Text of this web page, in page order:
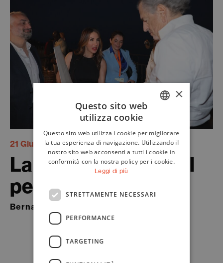
21 Giugno 2026
La responsabilità del
pensiero
Bernard-Henry Lévy
ENGLISH
×
Questo sito web
utilizza cookie
Questo sito web utilizza i cookie per migliorare
la tua esperienza di navigazione. Utilizzando il
nostro sito web acconsenti a tutti i cookie in
conformità con la nostra policy per i cookie.
Leggi di più
STRETTAMENTE NECESSARI
PERFORMANCE
TARGETING